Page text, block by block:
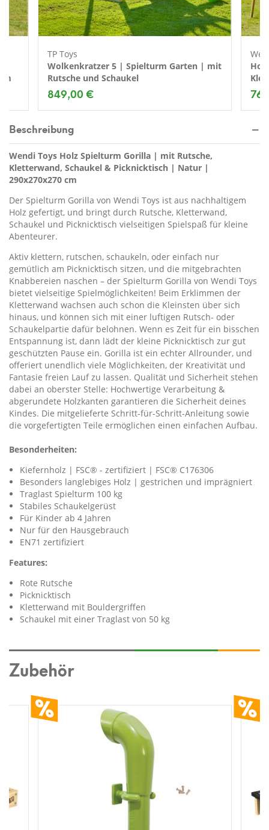
TP Toys
Wolkenkratzer 5 | Spielturm Garten | mit
Rutsche und Schaukel
849,00 €
|
Beschreibung
Wendi Toys Holz Spielturm Gorilla | mit Rutsche,
Kletterwand, Schaukel & Picknicktisch | Natur |
290x270x270 cm
Der Spielturm Gorilla von Wendi Toys ist aus nachhaltigem
Holz gefertigt, und bringt durch Rutsche, Kletterwand,
Schaukel und Picknicktisch vielseitigen Spielspaß für kleine
Abenteurer.
Aktiv klettern, rutschen, schaukeln, oder einfach nur
gemütlich am Picknicktisch sitzen, und die mitgebrachten
Knabbereien naschen – der Spielturm Gorilla von Wendi Toys
bietet vielseitige Spielmöglichkeiten! Beim Erklimmen der
Kletterwand wachsen auch schon die Kleinsten über sich
hinaus, und können sich mit einer luftigen Rutsch- oder
Schaukelpartie dafür belohnen. Wenn es Zeit für ein bisschen
Entspannung ist, dann lädt der kleine Picknicktisch zur gut
geschützten Pause ein. Gorilla ist ein echter Allrounder, und
offeriert unendlich viele Möglichkeiten, der Kreativität und
Fantasie freien Lauf zu lassen. Qualität und Sicherheit stehen
dabei an oberster Stelle: Hochwertige Verarbeitung &
abgerundete Holzkanten garantieren die Sicherheit deines
Kindes. Die mitgelieferte Schritt-für-Schritt-Anleitung sowie
die vorgefertigten Teile ermöglichen einen einfachen Aufbau.
Besonderheiten:
Kiefernholz | FSC® - zertifiziert | FSC® C176306
Besonders langlebiges Holz | gestrichen und imprägniert
Traglast Spielturm 100 kg
Stabiles Schaukelgerüst
Für Kinder ab 4 Jahren
Nur für den Hausgebrauch
EN71 zertifiziert
Features:
Rote Rutsche
Picknicktisch
Kletterwand mit Bouldergriffen
Schaukel mit einer Traglast von 50 kg
Zubehör